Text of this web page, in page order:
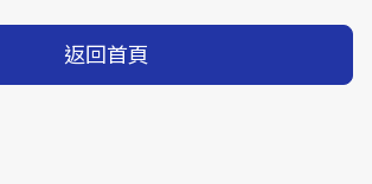
返回首頁